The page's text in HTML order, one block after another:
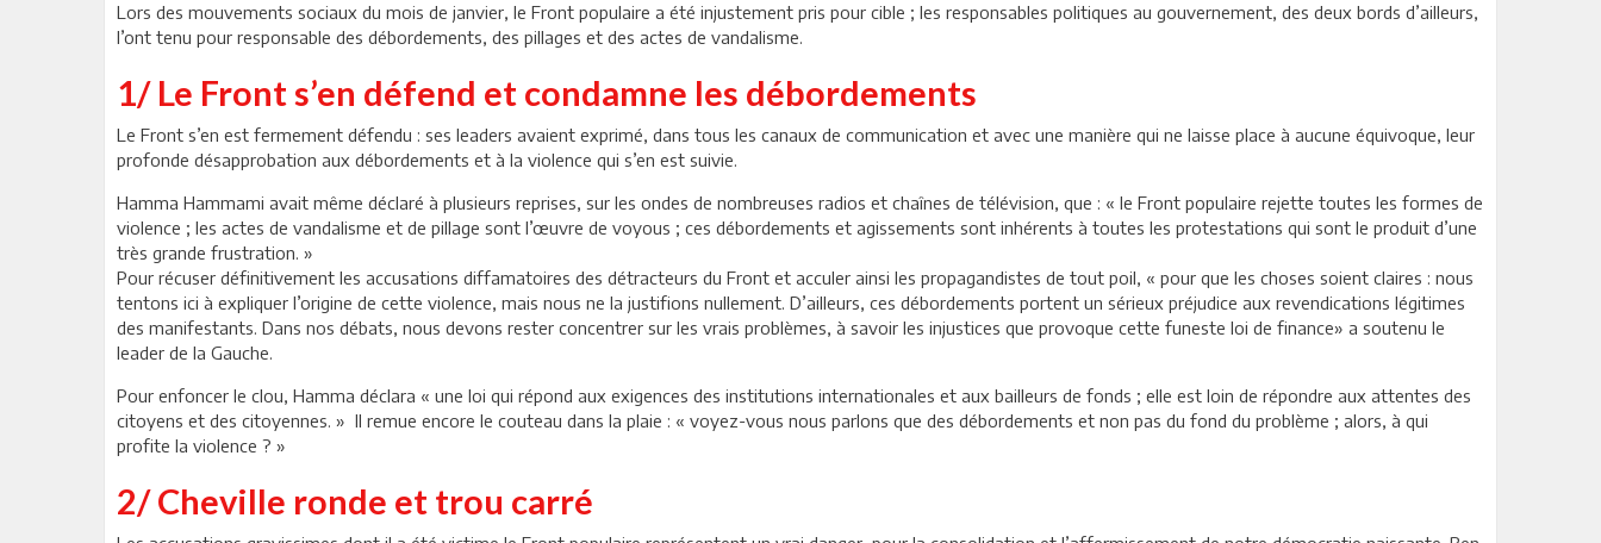
Lors des mouvements sociaux du mois de janvier, le Front populaire a été injustement pris pour cible ; les responsables politiques au gouvernement, des deux bords d’ailleurs,
l’ont tenu pour responsable des débordements, des pillages et des actes de vandalisme.
1/ Le Front s’en défend et condamne les débordements
Le Front s’en est fermement défendu : ses leaders avaient exprimé, dans tous les canaux de communication et avec une manière qui ne laisse place à aucune équivoque, leur
profonde désapprobation aux débordements et à la violence qui s’en est suivie.
Hamma Hammami avait même déclaré à plusieurs reprises, sur les ondes de nombreuses radios et chaînes de télévision, que : « le Front populaire rejette toutes les formes de
violence ; les actes de vandalisme et de pillage sont l’œuvre de voyous ; ces débordements et agissements sont inhérents à toutes les protestations qui sont le produit d’une
très grande frustration. »
Pour récuser définitivement les accusations diffamatoires des détracteurs du Front et acculer ainsi les propagandistes de tout poil, « pour que les choses soient claires : nous
tentons ici à expliquer l’origine de cette violence, mais nous ne la justifions nullement. D’ailleurs, ces débordements portent un sérieux préjudice aux revendications légitimes
des manifestants. Dans nos débats, nous devons rester concentrer sur les vrais problèmes, à savoir les injustices que provoque cette funeste loi de finance» a soutenu le
leader de la Gauche.
Pour enfoncer le clou, Hamma déclara « une loi qui répond aux exigences des institutions internationales et aux bailleurs de fonds ; elle est loin de répondre aux attentes des
citoyens et des citoyennes. » Il remue encore le couteau dans la plaie : « voyez-vous nous parlons que des débordements et non pas du fond du problème ; alors, à qui
profite la violence ? »
2/ Cheville ronde et trou carré